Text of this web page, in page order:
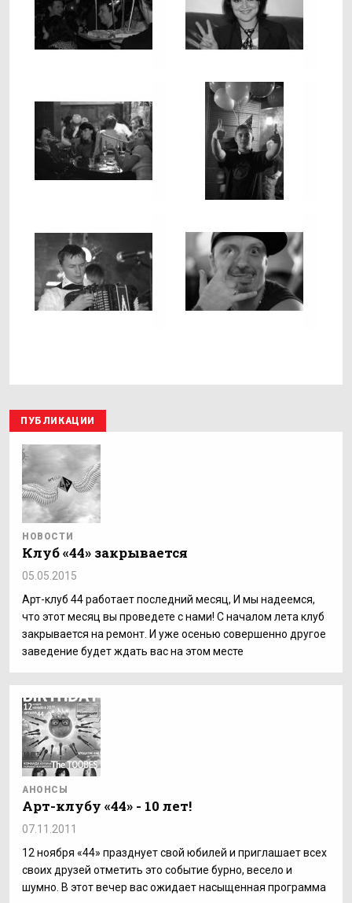
ПУБЛИКАЦИИ
НОВОСТИ
Клуб «44» закрывается
05.05.2015
Арт-клуб 44 работает последний месяц, И мы надеемся,
что этот месяц вы проведете с нами! С началом лета клуб
закрывается на ремонт. И уже осенью совершенно другое
заведение будет ждать вас на этом месте
АНОНСЫ
Арт-клубу «44» - 10 лет!
07.11.2011
12 ноября «44» празднует свой юбилей и приглашает всех
своих друзей отметить это событие бурно, весело и
шумно. В этот вечер вас ожидает насыщенная программа